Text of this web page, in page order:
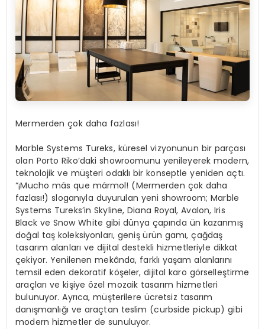
Mermerden çok daha fazlası!
Marble Systems Tureks, küresel vizyonunun bir parçası
olan Porto Riko’daki showroomunu yenileyerek modern,
teknolojik ve müşteri odaklı bir konseptle yeniden açtı.
“¡Mucho más que mármol! (Mermerden çok daha
fazlası!) sloganıyla duyurulan yeni showroom; Marble
Systems Tureks’in Skyline, Diana Royal, Avalon, Iris
Black ve Snow White gibi dünya çapında ün kazanmış
doğal taş koleksiyonları, geniş ürün gamı, çağdaş
tasarım alanları ve dijital destekli hizmetleriyle dikkat
çekiyor. Yenilenen mekânda, farklı yaşam alanlarını
temsil eden dekoratif köşeler, dijital karo görselleştirme
araçları ve kişiye özel mozaik tasarım hizmetleri
bulunuyor. Ayrıca, müşterilere ücretsiz tasarım
danışmanlığı ve araçtan teslim (curbside pickup) gibi
modern hizmetler de sunuluyor.